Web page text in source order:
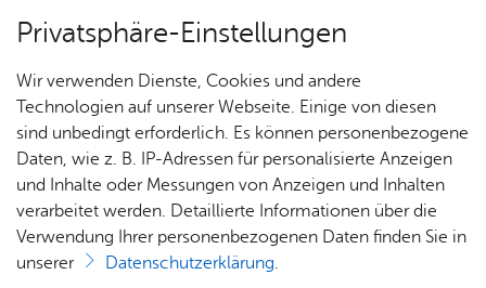
Über­sicht Bür­ger & Stadt
Start­sei­te
Vor­le­sen
News­let­ter
Privatsphäre-Einstellungen
Wir verwenden Dienste, Cookies und andere
Technologien auf unserer Webseite. Einige von diesen
sind unbedingt erforderlich. Es können personenbezogene
Daten, wie z. B. IP-Adressen für personalisierte Anzeigen
und Inhalte oder Messungen von Anzeigen und Inhalten
verarbeitet werden. Detaillierte Informationen über die
Verwendung Ihrer personenbezogenen Daten finden Sie in
unserer
Datenschutzerklärung.